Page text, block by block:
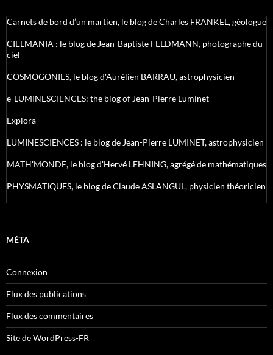
Carnets de bord d’un martien, le blog de Charles FRANKEL, géologue
CIELMANIA : le blog de Jean-Baptiste FELDMANN, photographe du
ciel
COSMOGONIES, le blog d'Aurélien BARRAU, astrophysicien
e-LUMINESCIENCES: the blog of Jean-Pierre Luminet
Explora
LUMINESCIENCES : le blog de Jean-Pierre LUMINET, astrophysicien
MATH'MONDE, le blog d'Hervé LEHNING, agrégé de mathématiques
PHYSMATIQUES, le blog de Claude ASLANGUL, physicien théoricien
MÉTA
Connexion
Flux des publications
Flux des commentaires
Site de WordPress-FR